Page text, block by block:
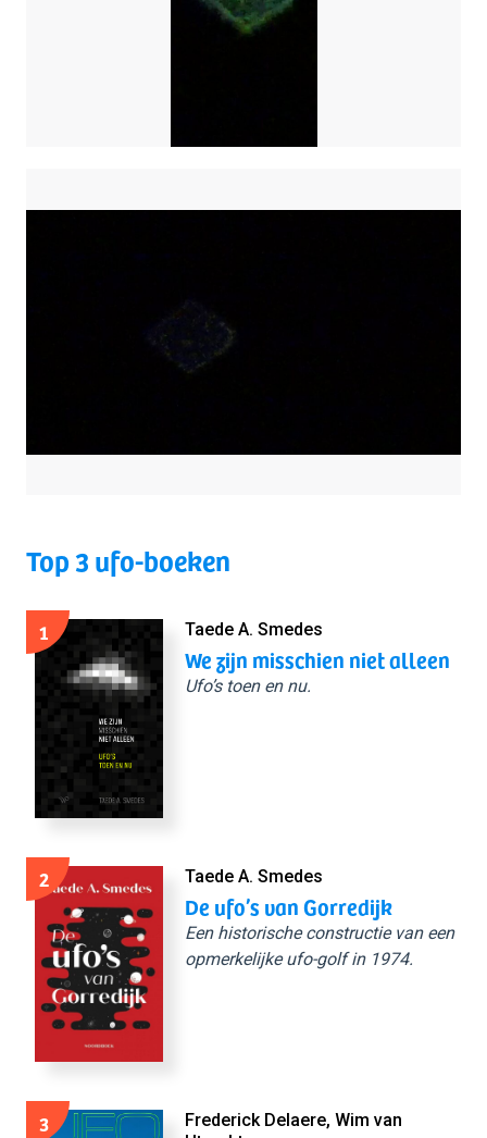
Top 3 ufo-boeken
1 Taede A. Smedes
We zijn misschien niet alleen
Ufo’s toen en nu.
2 Taede A. Smedes
De ufo’s van Gorredijk
Een historische constructie van een
opmerkelijke ufo-golf in 1974.
3
Frederick Delaere, Wim van